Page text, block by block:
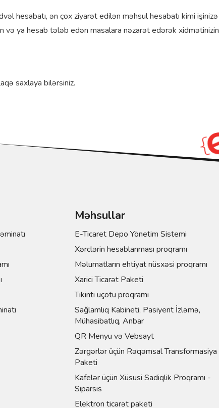
hesabatı, ən çox ziyarət edilən məhsul hesabatı kimi işinizə
və ya hesab tələb edən masalara nəzarət edərək xidmətinizin
saxlaya bilərsiniz.
Məhsullar
E-Ticaret Depo Yönetim Sistemi
Xərclərin hesablanması proqramı
Məlumatların ehtiyat nüsxəsi proqramı
Xarici Ticarət Paketi
Tikinti uçotu proqramı
Sağlamlıq Kabineti, Pasiyent İzləmə,
Mühasibatlıq, Anbar
QR Menyu və Vebsayt
Zərgərlər üçün Rəqəmsal Transformasiya
Paketi
Kafelər üçün Xüsusi Sadiqlik Proqramı -
Siparsis
Elektron ticarət paketi